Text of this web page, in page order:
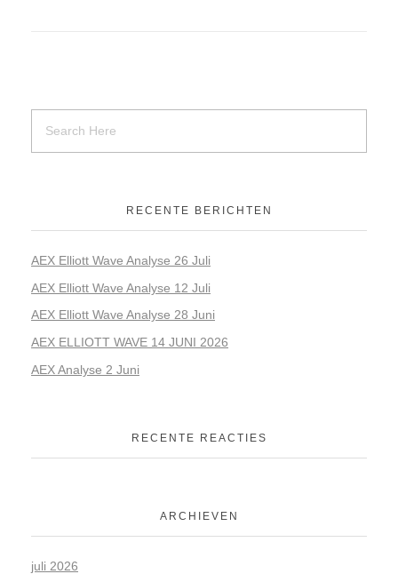
RECENTE BERICHTEN
AEX Elliott Wave Analyse 26 Juli
AEX Elliott Wave Analyse 12 Juli
AEX Elliott Wave Analyse 28 Juni
AEX ELLIOTT WAVE 14 JUNI 2026
AEX Analyse 2 Juni
RECENTE REACTIES
ARCHIEVEN
juli 2026